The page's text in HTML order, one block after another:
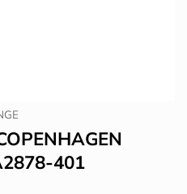
401